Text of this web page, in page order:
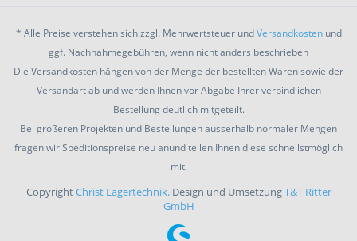
* Alle Preise verstehen sich zzgl. Mehrwertsteuer undVersandkostenund
ggf. Nachnahmegebühren, wenn nicht anders beschrieben
Die Versandkosten hängen von der Menge der bestellten Waren sowie der
Versandart ab und werden Ihnen vor Abgabe Ihrer verbindlichen
Bestellung deutlich mitgeteilt.
Bei größeren Projekten und Bestellungen ausserhalb normaler Mengen
fragen wir Speditionspreise neu anund teilen Ihnen diese schnellstmöglich
mit.
CopyrightChrist Lagertechnik. Design und UmsetzungT&T Ritter
GmbH